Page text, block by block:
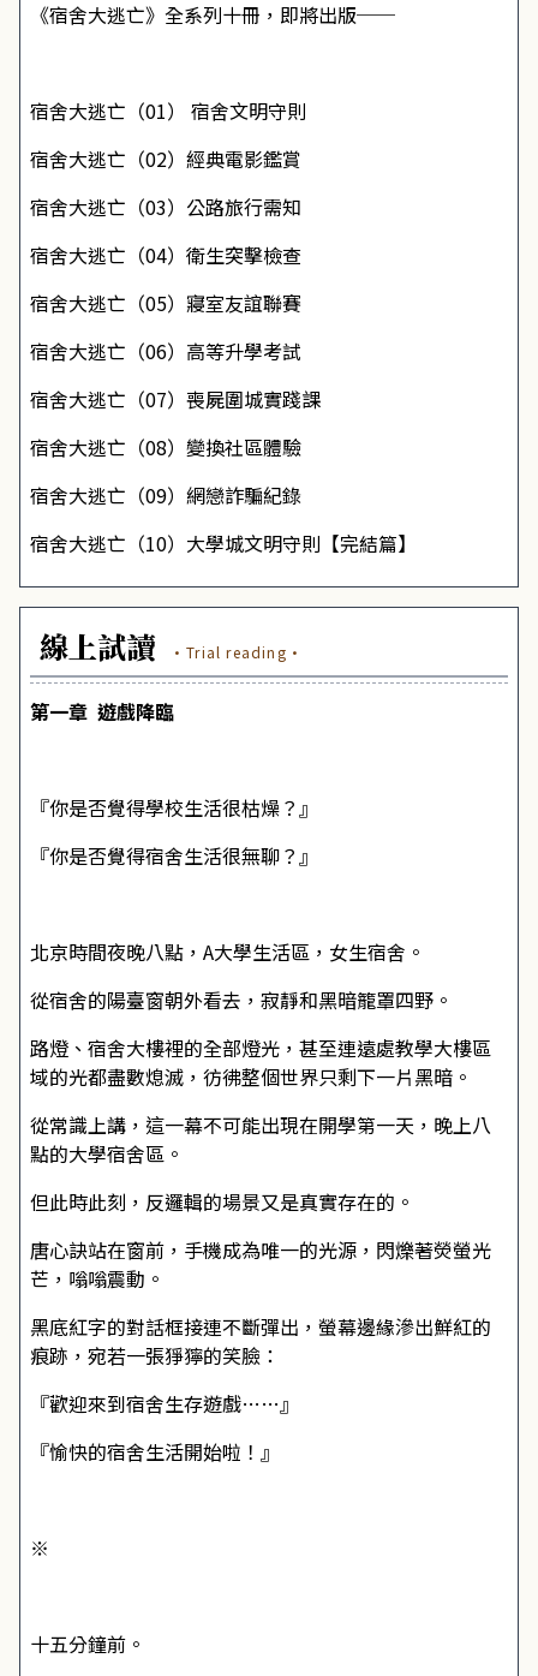
《宿舍大逃亡》全系列十冊，即將出版──
宿舍大逃亡（01） 宿舍文明守則
宿舍大逃亡（02）經典電影鑑賞
宿舍大逃亡（03）公路旅行需知
宿舍大逃亡（04）衛生突擊檢查
宿舍大逃亡（05）寢室友誼聯賽
宿舍大逃亡（06）高等升學考試
宿舍大逃亡（07）喪屍圍城實踐課
宿舍大逃亡（08）變換社區體驗
宿舍大逃亡（09）網戀詐騙紀錄
宿舍大逃亡（10）大學城文明守則【完結篇】
線上試讀 ·Trial reading·
第一章 ​ 遊戲降臨
『你是否覺得學校生活很枯燥？』
『你是否覺得宿舍生活很無聊？』
北京時間夜晚八點，A大學生活區，女生宿舍。
從宿舍的陽臺窗朝外看去，寂靜和黑暗籠罩四野。
路燈、宿舍大樓裡的全部燈光，甚至連遠處教學大樓區
域的光都盡數熄滅，彷彿整個世界只剩下一片黑暗。
從常識上講，這一幕不可能出現在開學第一天，晚上八
點的大學宿舍區。
但此時此刻，反邏輯的場景又是真實存在的。
唐心訣站在窗前，手機成為唯一的光源，閃爍著熒螢光
芒，嗡嗡震動。
黑底紅字的對話框接連不斷彈出，螢幕邊緣滲出鮮紅的
痕跡，宛若一張猙獰的笑臉：
『歡迎來到宿舍生存遊戲……』
『愉快的宿舍生活開始啦！』
※
十五分鐘前。